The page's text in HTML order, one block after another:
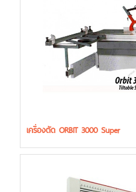
เครื่องตัด ORBIT 3000 Super